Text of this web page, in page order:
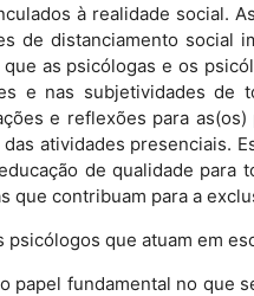
à realidade social.
de distanciamento social
as psicólogas e os
e nas subjetividades de
e reflexões para
atividades presenciais.
de qualidade
que contribuam para a
psicólogos que atuam em
papel fundamental no que